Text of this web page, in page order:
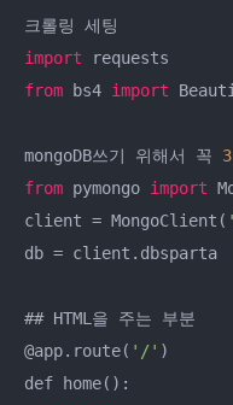
import
from bs4 import
mongoDB쓰기 위해서 꼭 3
from pymongo import
client = MongoClient(
db = client.dbsparta
## HTML을 주는 부분
@app.route( '/' )
def home():